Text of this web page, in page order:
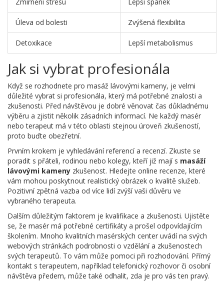
Úleva od bolesti Zvýšená flexibilita
Detoxikace Lepší metabolismus
Jak si vybrat profesionála
Když se rozhodnete pro masáž lávovými kameny, je velmi
důležité vybrat si profesionála, který má potřebné znalosti a
zkušenosti. Před návštěvou je dobré věnovat čas důkladnému
výběru a zjistit několik zásadních informací. Ne každý masér
nebo terapeut má v této oblasti stejnou úroveň zkušeností,
proto buďte obezřetní.
Prvním krokem je vyhledávání referencí a recenzí. Zkuste se
poradit s přáteli, rodinou nebo kolegy, kteří již mají s masáží
lávovými kameny zkušenost. Hledejte online recenze, které
vám mohou poskytnout realistický obrázek o kvalitě služeb.
Pozitivní zpětná vazba od více lidí zvýší vaši důvěru ve
vybraného terapeuta.
Dalším důležitým faktorem je kvalifikace a zkušenosti. Ujistěte
se, že masér má potřebné certifikáty a prošel odpovídajícím
školením. Mnoho kvalitních masérských center uvádí na svých
webových stránkách podrobnosti o vzdělání a zkušenostech
svých terapeutů. To vám může pomoci při rozhodování. Přímý
kontakt s terapeutem, například telefonický rozhovor či osobní
návštěva předem, může také odhalit, zda je pro vás ten pravý.